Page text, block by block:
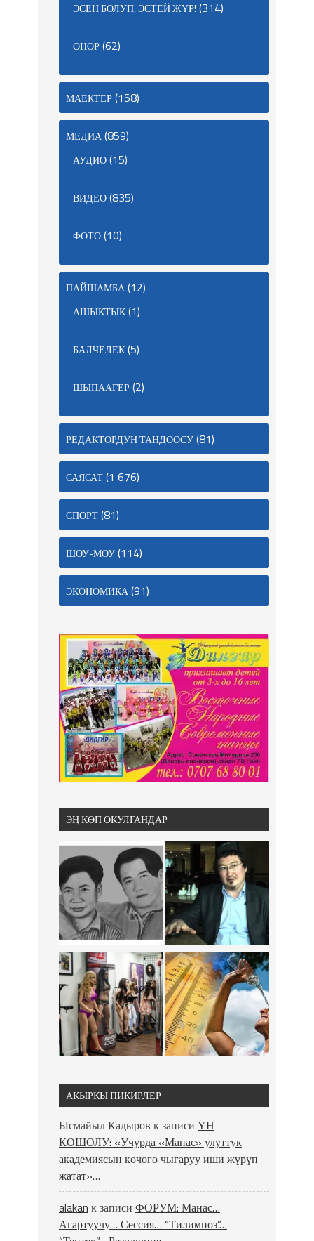
ЭСЕН БОЛУП, ЭСТЕЙ ЖҮР! (314)
ӨНӨР(62)
МАЕКТЕР(158)
МЕДИА(859)
АУДИО(15)
ВИДЕО(835)
ФОТО(10)
ПАЙШАМБА(12)
АШЫКТЫК(1)
БАЛЧЕЛЕК(5)
ШЫПААГЕР(2)
РЕДАКТОРДУН ТАНДООСУ(81)
САЯСАТ(1 676)
СПОРТ(81)
ШОУ-МОУ(114)
ЭКОНОМИКА(91)
ЭҢ КӨП ОКУЛГАНДАР
АКЫРКЫ ПИКИРЛЕР
Ысмайыл Кадыров к записи ҮН
КОШОЛУ: «Учурда «Манас» улуттук
академиясын көчөгө чыгаруу иши жүрүп
жатат»…
alakan к записи ФОРУМ: Манас…
Агартуучу… Сессия… “Тилимпоз”…